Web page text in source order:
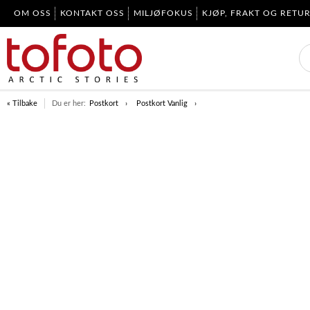
OM OSS KONTAKT OSS MILJØFOKUS KJØP, FRAKT OG RETUR
« Tilbake Du er her: Postkort Postkort Vanlig